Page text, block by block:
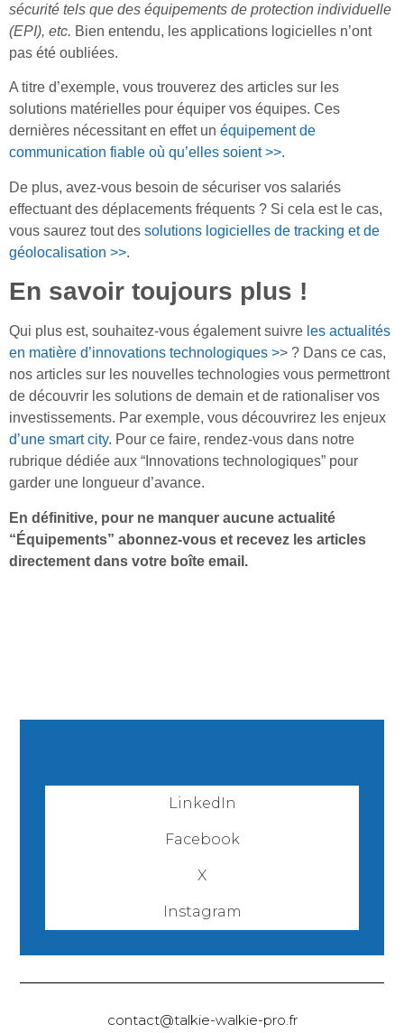
sécurité tels que des équipements de protection individuelle
(EPI), etc. Bien entendu, les applications logicielles n’ont
pas été oubliées.
A titre d’exemple, vous trouverez des articles sur les
solutions matérielles pour équiper vos équipes. Ces
dernières nécessitant en effet un équipement de
communication fiable où qu’elles soient >>.
De plus, avez-vous besoin de sécuriser vos salariés
effectuant des déplacements fréquents ? Si cela est le cas,
vous saurez tout des solutions logicielles de tracking et de
géolocalisation >>.
En savoir toujours plus !
Qui plus est, souhaitez-vous également suivre les actualités
en matière d’innovations technologiques >> ? Dans ce cas,
nos articles sur les nouvelles technologies vous permettront
de découvrir les solutions de demain et de rationaliser vos
investissements. Par exemple, vous découvrirez les enjeux
d’une smart city. Pour ce faire, rendez-vous dans notre
rubrique dédiée aux “Innovations technologiques” pour
garder une longueur d’avance.
En définitive, pour ne manquer aucune actualité
“Équipements” abonnez-vous et recevez les articles
directement dans votre boîte email.
LinkedIn
Facebook
X
Instagram
contact@talkie-walkie-pro.fr